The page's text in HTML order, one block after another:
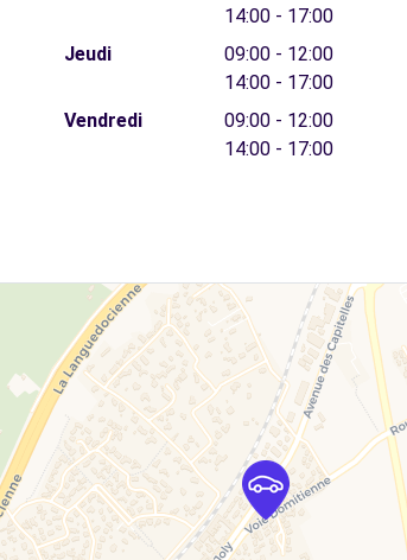
14:00 - 17:00
Jeudi
09:00 - 12:00
14:00 - 17:00
Vendredi
09:00 - 12:00
14:00 - 17:00